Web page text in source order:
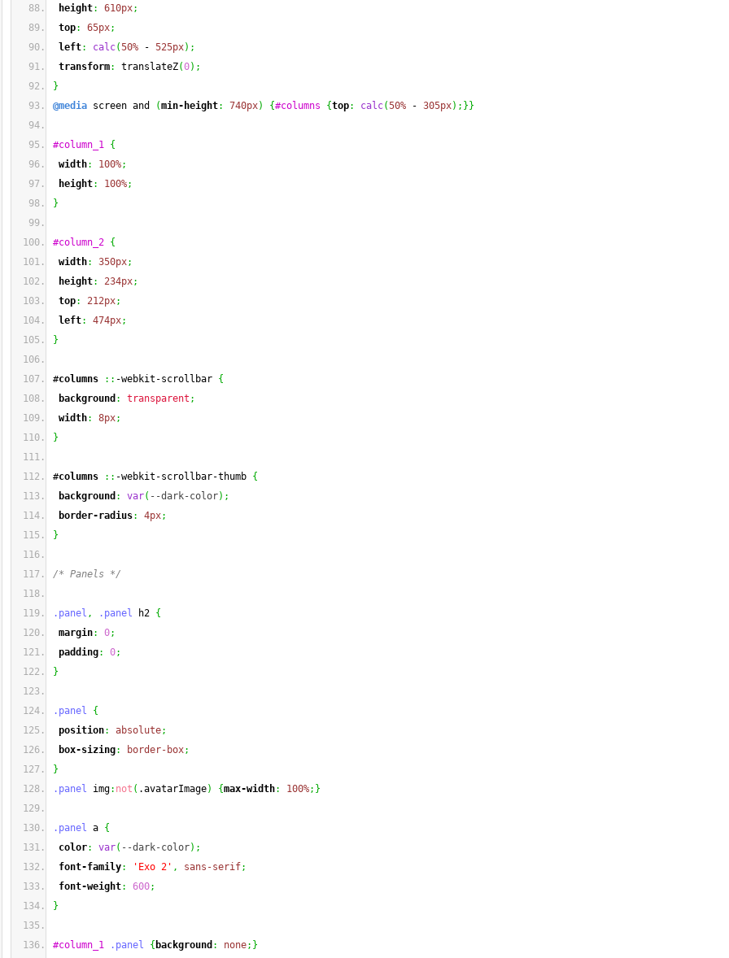
height: 610px;
top: 65px;
left: calc(50% - 525px) ;
transform: translateZ(0) ;
}
@media screen and (min-height: 740px) {#columns {top: calc(50% - 305px) ; } }
#column_1 {
width: 100%;
height: 100%;
}
#column_2 {
width: 350px;
height: 234px;
top: 212px;
left: 474px;
}
#columns :: -webkit-scrollbar {
background : transparent ;
width: 8px;
}
#columns :: -webkit-scrollbar-thumb {
background : var( --dark-color) ;
border-radius: 4px;
}
/* Panels */
.panel , .panel h2 {
margin: 0;
padding: 0;
}
.panel
{
position: absolute;
box-sizing: border-box;
}
.panel img: not ( .avatarImage) {max-width: 100%; }
.panel a {
color: var( --dark-color) ;
font-family: 'Exo 2' , sans-serif;
font-weight: 600;
}
#column_1 .panel { background : none; }